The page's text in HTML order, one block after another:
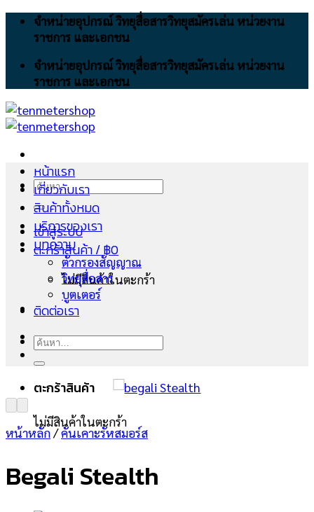
Skip
จำหน่ายอุปกรณ์ วิทยุสื่อสารวิทยุสมัครเล่น หน่วยงาน
ราชการ และเอกชน
จำหน่ายอุปกรณ์ วิทยุสื่อสารวิทยุสมัครเล่น หน่วยงาน
ราชการ และเอกชน
ค้นหา:
เข้าสู่ระบบ
ตะกร้าสินค้า /฿0
ไม่มีสินค้าในตะกร้า
ตะกร้าสินค้า
ไม่มีสินค้าในตะกร้า
หน้าแรก
เกี่ยวกับเรา
สินค้าทั้งหมด
บริการของเรา
บทความ
ตัวกรองสัญญาณ
วิทยุสื่อสาร
บูตเตอร์
ติดต่อเรา
ค้นหา:
หน้าหลัก/คันเคาะรัหสมอร์ส
Begali Stealth